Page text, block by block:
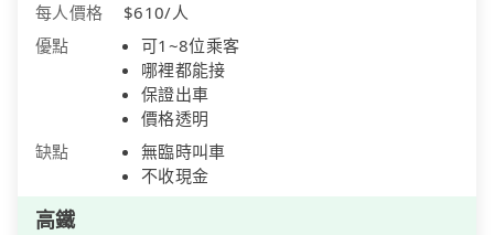
每人價格
$610/人
優點
可1~8位乘客
哪裡都能接
保證出車
價格透明
缺點
無臨時叫車
不收現金
高鐵